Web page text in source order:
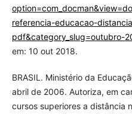
referencia-educacao-
pdf&category_slug=outubro-
em: 10 out 2018.
BRASIL. Ministério da
abril de 2006. Autoriza, em
cursos superiores a distância